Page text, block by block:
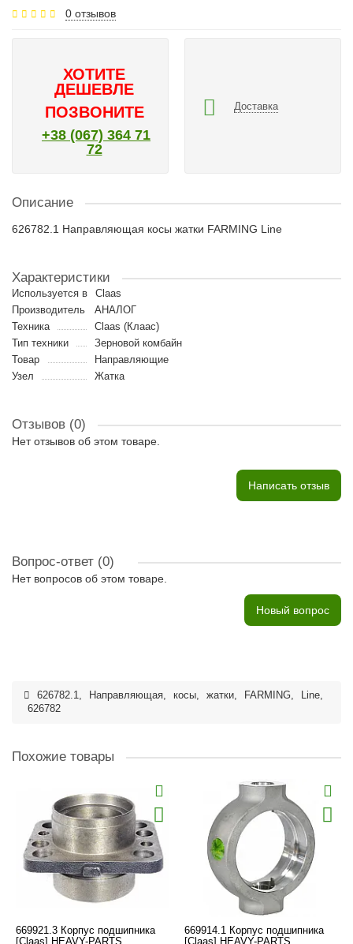
0 отзывов
ХОТИТЕ
ДЕШЕВЛЕ
ПОЗВОНИТЕ
+38 (067) 364 71
72
Доставка
Описание
626782.1 Направляющая косы жатки FARMING Line
Характеристики
Используется в
Claas
Производитель
АНАЛОГ
Техника
Claas (Клаас)
Тип техники
Зерновой комбайн
Товар
Направляющие
Узел
Жатка
Отзывов (0)
Нет отзывов об этом товаре.
Написать отзыв
Вопрос-ответ (0)
Нет вопросов об этом товаре.
Новый вопрос
626782.1, Направляющая, косы, жатки, FARMING, Line,
626782
Похожие товары
669921.3 Корпус подшипника
[Claas] HEAVY-PARTS
669914.1 Корпус подшипника
[Claas] HEAVY-PARTS